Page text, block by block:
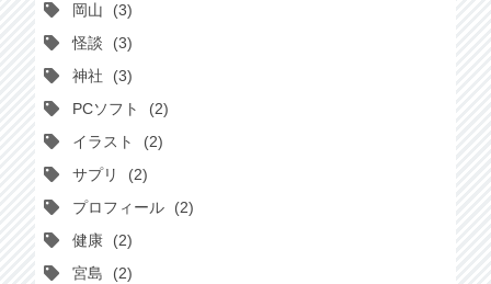
岡山
3
怪談
3
神社
3
PCソフト
2
イラスト
2
サプリ
2
プロフィール
2
健康
2
宮島
2